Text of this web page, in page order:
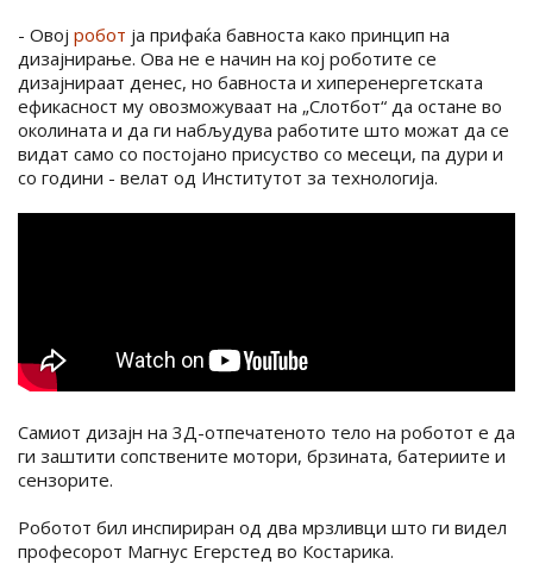
- Овој робот ја прифаќа бавноста како принцип на
дизајнирање. Ова не е начин на кој роботите се
дизајнираат денес, но бавноста и хиперенергетската
ефикасност му овозможуваат на „Слотбот“ да остане во
околината и да ги набљудува работите што можат да се
видат само со постојано присуство со месеци, па дури и
со години - велат од Институтот за технологија.
Самиот дизајн на 3Д-отпечатеното тело на роботот е да
ги заштити сопствените мотори, брзината, батериите и
сензорите.
Роботот бил инспириран од два мрзливци што ги видел
професорот Магнус Егерстед во Костарика.